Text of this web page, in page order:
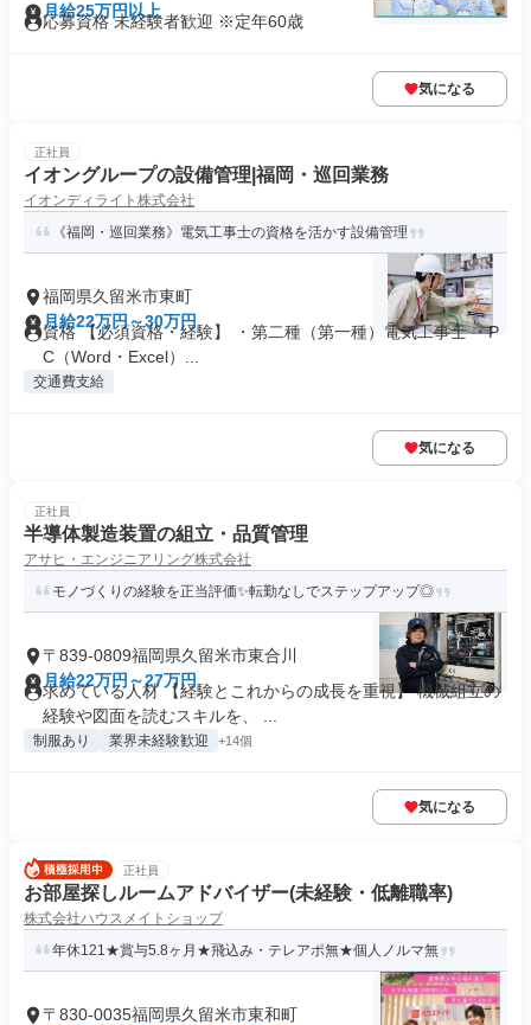
月給25万円以上
応募資格 未経験者歓迎 ※定年60歳
気になる
正社員
イオングループの設備管理|福岡・巡回業務
イオンディライト株式会社
《福岡・巡回業務》電気工事士の資格を活かす設備管理
福岡県久留米市東町
月給22万円～30万円
資格 【必須資格・経験】 ・第二種（第一種）電気工事士 ・P
C（Word・Excel）...
交通費支給
気になる
正社員
半導体製造装置の組立・品質管理
アサヒ・エンジニアリング株式会社
モノづくりの経験を正当評価✨転勤なしでステップアップ◎
〒839-0809福岡県久留米市東合川
月給22万円～27万円
求めている人材 【経験とこれからの成長を重視】 機械組立の
経験や図面を読むスキルを、 ...
制服あり 業界未経験歓迎 +14個
気になる
正社員
お部屋探しルームアドバイザー(未経験・低離職率)
株式会社ハウスメイトショップ
年休121★賞与5.8ヶ月★飛込み・テレアポ無★個人ノルマ無
〒830-0035福岡県久留米市東和町